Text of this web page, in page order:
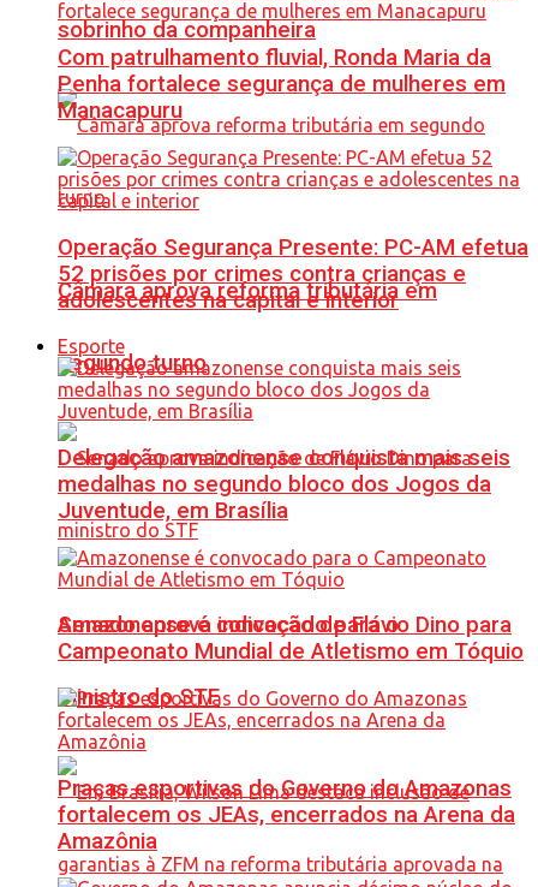
sobrinho da companheira
Câmara aprova reforma tributária em
segundo turno
Senado aprova indicação de Flávio Dino para
ministro do STF
Com patrulhamento fluvial, Ronda Maria da
Penha fortalece segurança de mulheres em
Manacapuru
Operação Segurança Presente: PC-AM efetua
52 prisões por crimes contra crianças e
adolescentes na capital e interior
Esporte
Delegação amazonense conquista mais seis
medalhas no segundo bloco dos Jogos da
Juventude, em Brasília
Amazonense é convocado para o
Campeonato Mundial de Atletismo em Tóquio
Praças esportivas do Governo do Amazonas
fortalecem os JEAs, encerrados na Arena da
Amazônia